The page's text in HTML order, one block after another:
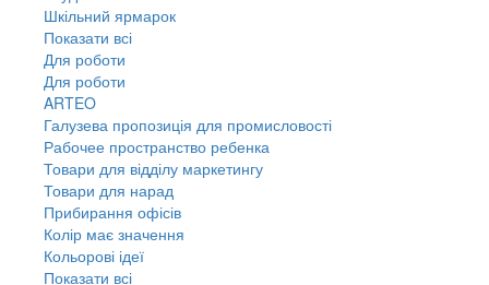
Шкільний ярмарок
Показати всі
Для роботи
Для роботи
ARTEO
Галузева пропозиція для промисловості
Рабочее пространство ребенка
Товари для відділу маркетингу
Товари для нарад
Прибирання офісів
Колір має значення
Кольорові ідеї
Показати всі